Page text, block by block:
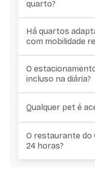
quarto?
Há quartos
com mobilidade
O
incluso na diária?
Qualquer pet é
O restaurante do
24 horas?